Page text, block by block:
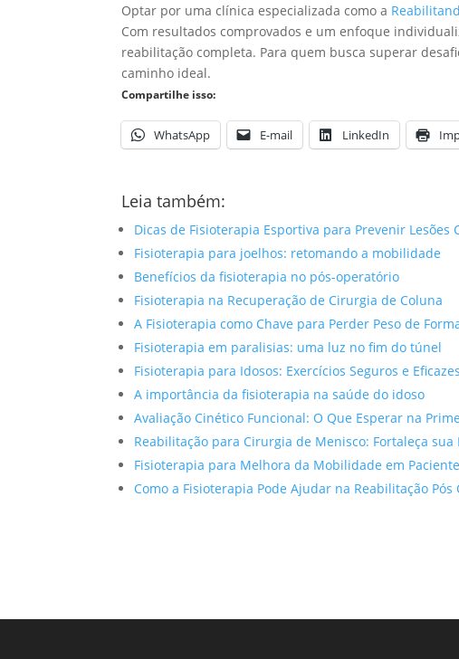
Optar por uma clínica especializada como a
Com resultados comprovados e um enfoque
reabilitação completa. Para quem busca superar
caminho ideal.
Compartilhe isso:
WhatsApp E-mail LinkedIn
Leia também:
Dicas de Fisioterapia Esportiva para Prevenir Lesões
Fisioterapia para joelhos: retomando a mobilidade
Benefícios da fisioterapia no pós-operatório
Fisioterapia na Recuperação de Cirurgia de Coluna
A Fisioterapia como Chave para Perder Peso de
Fisioterapia em paralisias: uma luz no fim do túnel
Fisioterapia para Idosos: Exercícios Seguros e Eficazes
A importância da fisioterapia na saúde do idoso
Avaliação Cinético Funcional: O Que Esperar na
Reabilitação para Cirurgia de Menisco: Fortaleça sua
Fisioterapia para Melhora da Mobilidade em
Como a Fisioterapia Pode Ajudar na Reabilitação Pós